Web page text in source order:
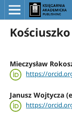
Mieczysław
https://
Janusz Wojtycza
https://